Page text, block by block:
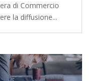
di Commercio
la diffusione...